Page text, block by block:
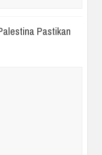
Pastikan